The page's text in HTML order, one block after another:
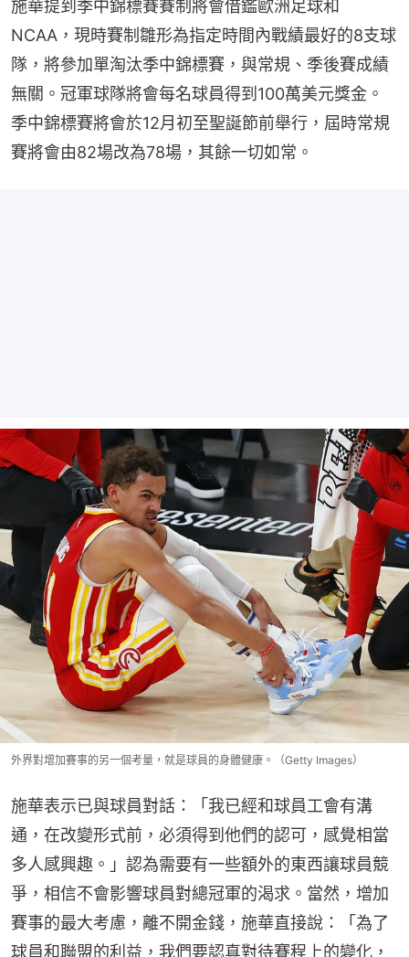
施華提到季中錦標賽賽制將會借鑑歐洲足球和
NCAA，現時賽制雛形為指定時間內戰績最好的8支球
隊，將參加單淘汰季中錦標賽，與常規、季後賽成績
無關。冠軍球隊將會每名球員得到100萬美元獎金。
季中錦標賽將會於12月初至聖誕節前舉行，屆時常規
賽將會由82場改為78場，其餘一切如常。
外界對增加賽事的另一個考量，就是球員的身體健康。（Getty Images）
施華表示已與球員對話：「我已經和球員工會有溝
通，在改變形式前，必須得到他們的認可，感覺相當
多人感興趣。」認為需要有一些額外的東西讓球員競
爭，相信不會影響球員對總冠軍的渴求。當然，增加
賽事的最大考慮，離不開金錢，施華直接說：「為了
球員和聯盟的利益，我們要認真對待賽程上的變化，